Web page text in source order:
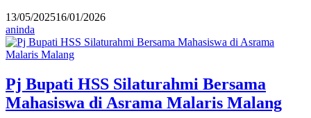
13/05/202516/01/2026
aninda
Pj Bupati HSS Silaturahmi Bersama
Mahasiswa di Asrama Malaris Malang